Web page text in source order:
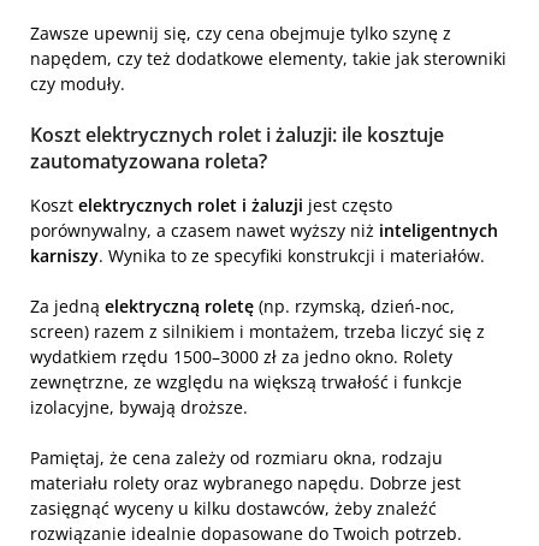
Zawsze upewnij się, czy cena obejmuje tylko szynę z
napędem, czy też dodatkowe elementy, takie jak sterowniki
czy moduły.
Koszt elektrycznych rolet i żaluzji: ile kosztuje
zautomatyzowana roleta?
Koszt elektrycznych rolet i żaluzji jest często
porównywalny, a czasem nawet wyższy niż inteligentnych
karniszy. Wynika to ze specyfiki konstrukcji i materiałów.
Za jedną elektryczną roletę (np. rzymską, dzień-noc,
screen) razem z silnikiem i montażem, trzeba liczyć się z
wydatkiem rzędu 1500–3000 zł za jedno okno. Rolety
zewnętrzne, ze względu na większą trwałość i funkcje
izolacyjne, bywają droższe.
Pamiętaj, że cena zależy od rozmiaru okna, rodzaju
materiału rolety oraz wybranego napędu. Dobrze jest
zasięgnąć wyceny u kilku dostawców, żeby znaleźć
rozwiązanie idealnie dopasowane do Twoich potrzeb.